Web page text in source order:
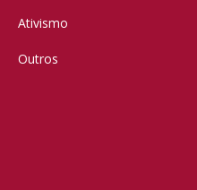
Ativismo
Outros